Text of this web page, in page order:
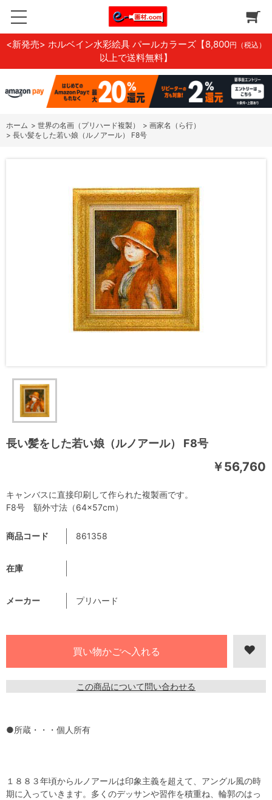
<新発売> ホルベイン水彩絵具 パールカラーズ 【8,800円（税込）
以上で送料無料】
ホーム > 世界の名画（プリハード複製） > 画家名（ら行）
> 長い髪をした若い娘（ルノアール） F8号
長い髪をした若い娘（ルノアール） F8号
￥56,760
商品コード 861358
在庫
メーカー プリハード
この商品について問い合わせる
キャンバスに直接印刷して作られた複製画です。
F8号 額外寸法（64×57cm）
●所蔵・・・個人所有
１８８３年頃からルノアールは印象主義を超えて、アングル風の時
期に入っていきます。多くのデッサンや習作を積重ね、輪郭のはっ